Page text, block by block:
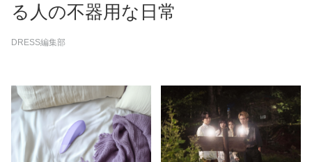
る人の不器用な日常
DRESS編集部